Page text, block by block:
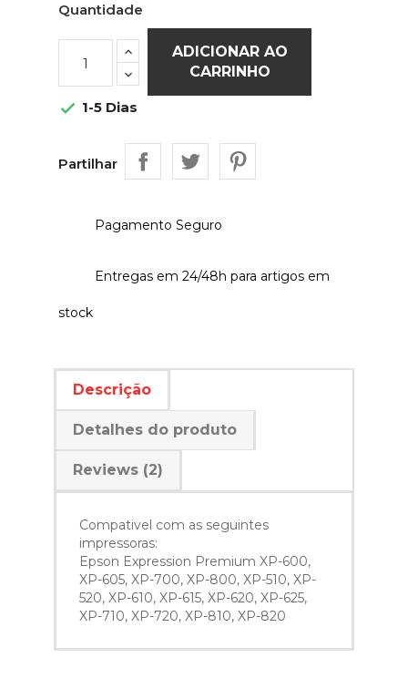
Quantidade
ADICIONAR AO
CARRINHO
 1-5 Dias
Partilhar
Pagamento Seguro
Entregas em 24/48h para artigos em
stock
Descrição
Detalhes do produto
Reviews (2)
Compativel com as seguintes
impressoras:
Epson Expression Premium XP-600,
XP-605, XP-700, XP-800, XP-510, XP-
520, XP-610, XP-615, XP-620, XP-625,
XP-710, XP-720, XP-810, XP-820